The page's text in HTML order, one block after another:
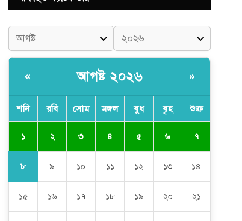
« আগষ্ট ২০২৬ »
শনি রবি সোম মঙ্গল বুধ বৃহ শুক্র
১ ২ ৩ ৪ ৫ ৬ ৭
৮ ৯ ১০ ১১ ১২ ১৩ ১৪
১৫ ১৬ ১৭ ১৮ ১৯ ২০ ২১